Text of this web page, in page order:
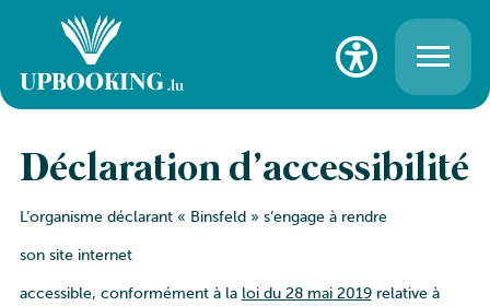
Déclaration d’accessibilité
L’organisme déclarant « Binsfeld » s’engage à rendre
son site internet
accessible, conformément à la loi du 28 mai 2019relative à